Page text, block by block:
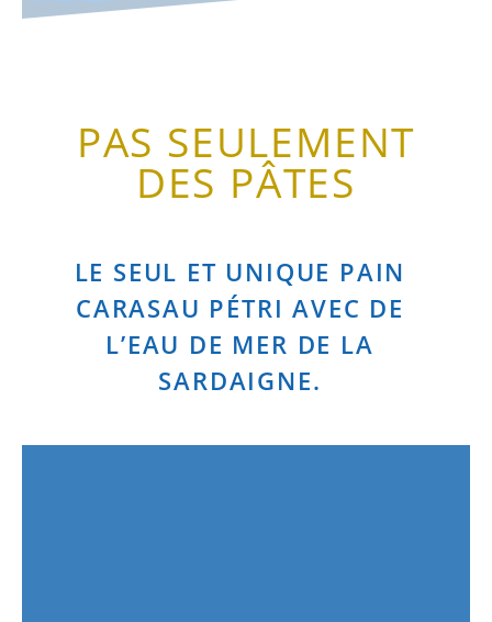
PAS SEULEMENT
DES PÂTES
LE SEUL ET UNIQUE PAIN
CARASAU PÉTRI AVEC DE
L’EAU DE MER DE LA
SARDAIGNE.